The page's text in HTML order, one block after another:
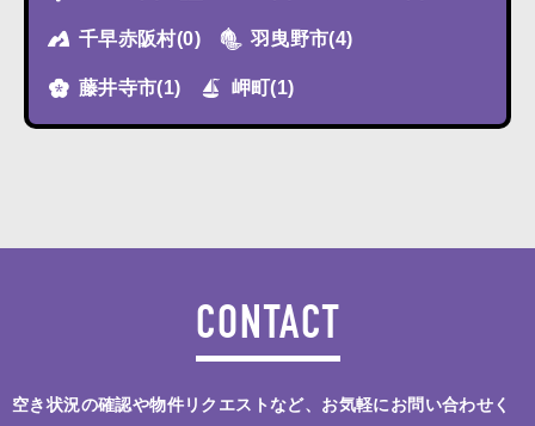
千早赤阪村(0) 羽曳野市(4)
藤井寺市(1) 岬町(1)
CONTACT
空き状況の確認や物件リクエストなど、お気軽にお問い合わせく